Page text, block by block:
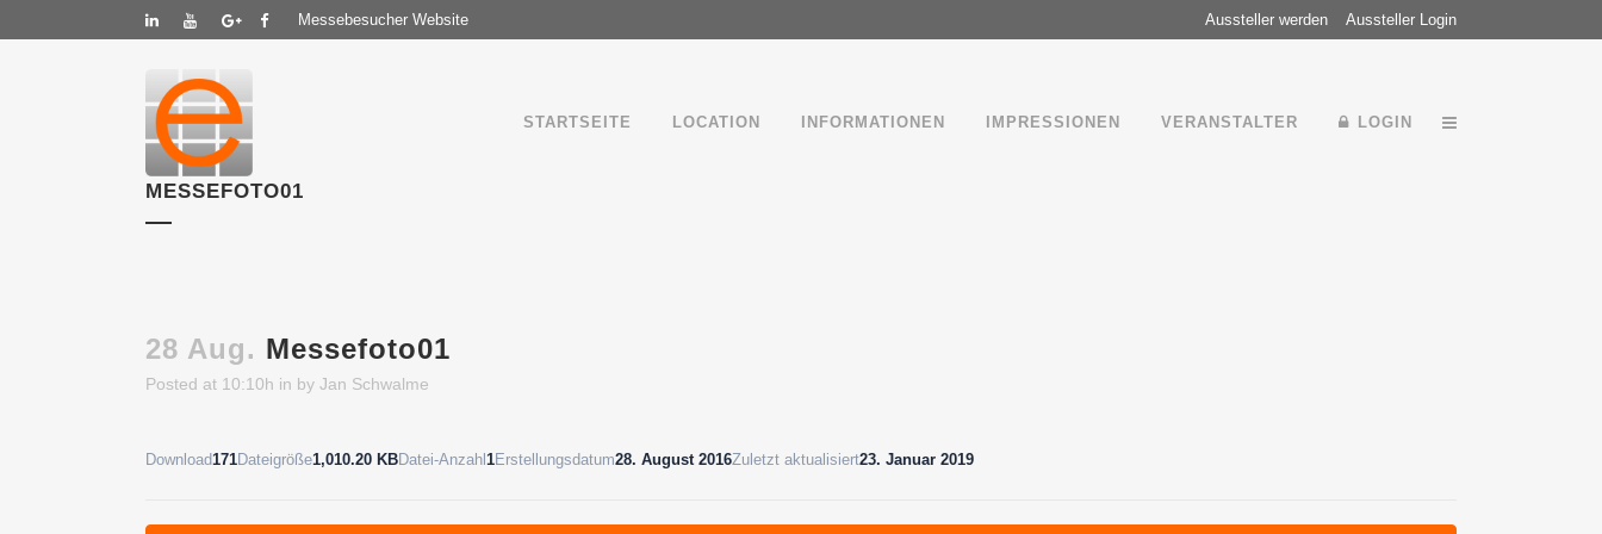
Messebesucher Website Aussteller werden Aussteller Login
STARTSEITE LOCATION INFORMATIONEN IMPRESSIONEN VERANSTALTER LOGIN
MESSEFOTO01
28 Aug. Messefoto01
Posted at 10:10h in by Jan Schwalme
Download171Dateigröße1,010.20 KBDatei-Anzahl 1Erstellungsdatum28. August 2016Zuletzt aktualisiert23. Januar 2019